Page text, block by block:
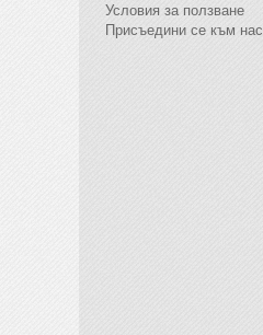
Условия за ползване
Присъедини се към нас